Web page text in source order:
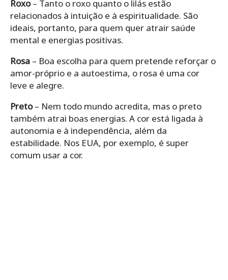
Roxo– Tanto o roxo quanto o lilás estão
relacionados à intuição e à espiritualidade. São
ideais, portanto, para quem quer atrair saúde
mental e energias positivas.
Rosa – Boa escolha para quem pretende reforçar o
amor-próprio e a autoestima, o rosa é uma cor
leve e alegre.
Preto– Nem todo mundo acredita, mas o preto
também atrai boas energias. A cor está ligada à
autonomia e à independência, além da
estabilidade. Nos EUA, por exemplo, é super
comum usar a cor.